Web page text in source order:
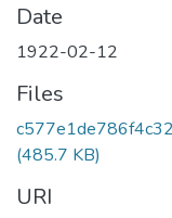
Date
1922-02-12
Files
(485.7 KB)
URI